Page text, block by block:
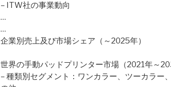
– ITW社の事業動向
…
…
企業別売上及び市場シェア（～2025年）
世界の手動パッドプリンター市場（2021年～
– 種類別セグメント：ワンカラー、ツーカラー